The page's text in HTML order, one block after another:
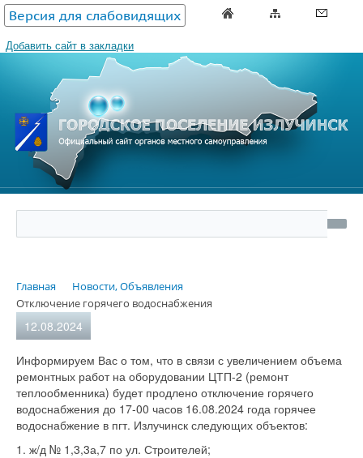
Версия для слабовидящих
Добавить сайт в закладки
Главная
Новости, Объявления
Отключение горячего водоснабжения
12.08.2024
Информируем Вас о том, что в связи с увеличением объема
ремонтных работ на оборудовании ЦТП-2 (ремонт
теплообменника) будет продлено отключение горячего
водоснабжения до 17-00 часов 16.08.2024 года горячее
водоснабжение в пгт. Излучинск следующих объектов:
1. ж/д № 1,3,3а,7 по ул. Строителей;